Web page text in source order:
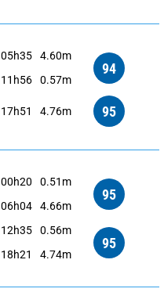
05h35
4.60m
11h56 0.57m
94
17h51 4.76m 95
00h20
0.51m
06h04 4.66m
95
12h35
0.56m
18h21 4.74m
95